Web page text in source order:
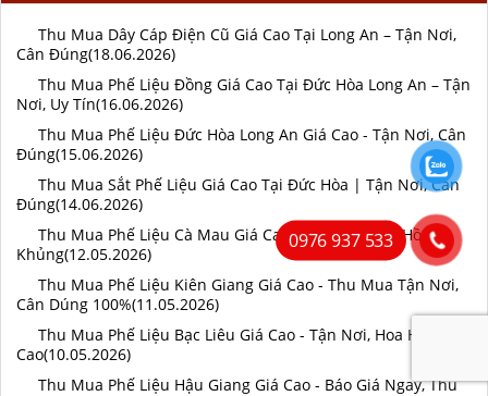
Thu Mua Dây Cáp Điện Cũ Giá Cao Tại Long An – Tận Nơi,
Cân Đúng(18.06.2026)
Thu Mua Phế Liệu Đồng Giá Cao Tại Đức Hòa Long An – Tận
Nơi, Uy Tín(16.06.2026)
Thu Mua Phế Liệu Đức Hòa Long An Giá Cao - Tận Nơi, Cân
Đúng(15.06.2026)
Thu Mua Sắt Phế Liệu Giá Cao Tại Đức Hòa | Tận Nơi, Cân
Đúng(14.06.2026)
Thu Mua Phế Liệu Cà Mau Giá Cao - Tận Nơi, Hoa Hồng
Khủng(12.05.2026)
Thu Mua Phế Liệu Kiên Giang Giá Cao - Thu Mua Tận Nơi,
Cân Dúng 100%(11.05.2026)
Thu Mua Phế Liệu Bạc Liêu Giá Cao - Tận Nơi, Hoa Hồng
Cao(10.05.2026)
Thu Mua Phế Liệu Hậu Giang Giá Cao - Báo Giá Ngay, Thu
0976 937 533